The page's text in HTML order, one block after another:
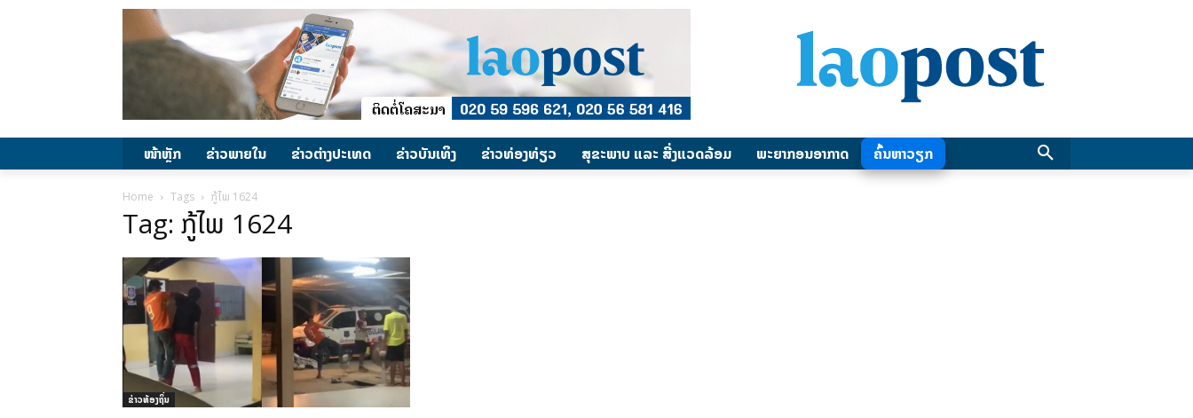
ໜ້າຫຼັກ ຂ່າວພາຍ​ໃນ ຂ່າວຕ່າງປະເທດ ​ຂ່າວບັນເທິງ ​ຂ່າວທ່ອງທ່ຽວ ສຸຂະພາບ ແລະ ສີ່ງແວດລ້ອມ ພະຍາກອນອາກາດ ຄົ້ນຫາວຽກ
Home Tags ກູ້ໄພ 1624
Tag: ກູ້ໄພ 1624
ຂ່າວທ້ອງຖິ່ນ